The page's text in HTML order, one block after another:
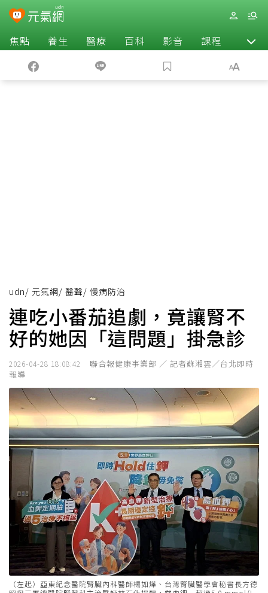
焦點 養生 醫療 百科 影音 課程 退休
udn/ 元氣網/ 醫聲/ 慢病防治
連吃小番茄追劇，竟讓腎不
好的她因「這問題」掛急診
2026-04-28 18:08:42
聯合報健康事業部 ／ 記者蘇湘雲／台北即時
報導
（左起）亞東紀念醫院腎臟內科醫師楊如燁、台灣腎臟醫學會秘書長方德